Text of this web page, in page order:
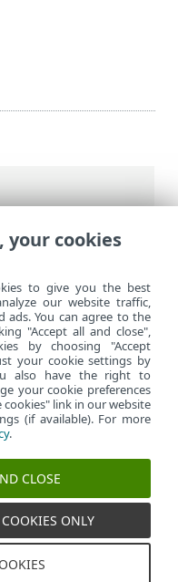
PROTECT On-
de bureau
Gérer les témoins
your cookies
to give you the best
our website traffic,
ads. You can agree to the
"Accept all and close",
by choosing "Accept
your cookie settings by
also have the right to
your cookie preferences
link in our website
(if available). For more
.
CLOSE
ONLY